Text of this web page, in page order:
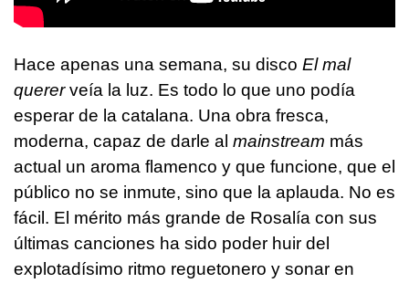
Hace apenas una semana, su disco El mal
quererveía la luz. Es todo lo que uno podía
esperar de la catalana. Una obra fresca,
moderna, capaz de darle al mainstream más
actual un aroma flamenco y que funcione, que el
público no se inmute, sino que la aplauda. No es
fácil. El mérito más grande de Rosalía con sus
últimas canciones ha sido poder huir del
explotadísimo ritmo reguetonero y sonar en